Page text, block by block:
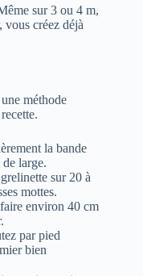
sur 3 ou 4 m,
vous créez déjà
méthode
la bande
large.
sur 20 à
mottes.
environ 40 cm
par pied
bien